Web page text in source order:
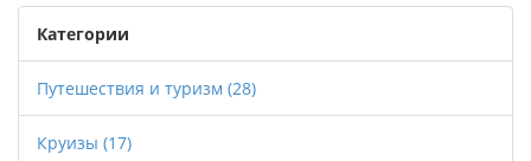
Категории
Путешествия и туризм (28)
Круизы (17)